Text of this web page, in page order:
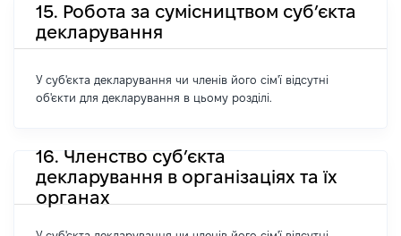
15. Робота за сумісництвом суб’єкта
декларування
У суб'єкта декларування чи членів його сім'ї відсутні
об'єкти для декларування в цьому розділі.
16. Членство суб’єкта
декларування в організаціях та їх
органах